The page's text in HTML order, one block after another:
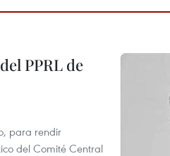
PPRL de
para rendir
del Comité Central